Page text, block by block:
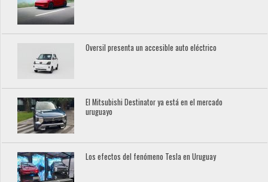
Oversil presenta un accesible auto eléctrico
El Mitsubishi Destinator ya está en el mercado
uruguayo
Los efectos del fenómeno Tesla en Uruguay